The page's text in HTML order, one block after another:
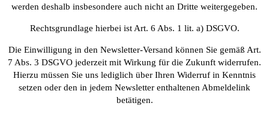
werden deshalb insbesondere auch nicht an Dritte weitergegeben.
Rechtsgrundlage hierbei ist Art. 6 Abs. 1 lit. a) DSGVO.
Die Einwilligung in den Newsletter-Versand können Sie gemäß Art.
7 Abs. 3 DSGVO jederzeit mit Wirkung für die Zukunft widerrufen.
Hierzu müssen Sie uns lediglich über Ihren Widerruf in Kenntnis
setzen oder den in jedem Newsletter enthaltenen Abmeldelink
betätigen.